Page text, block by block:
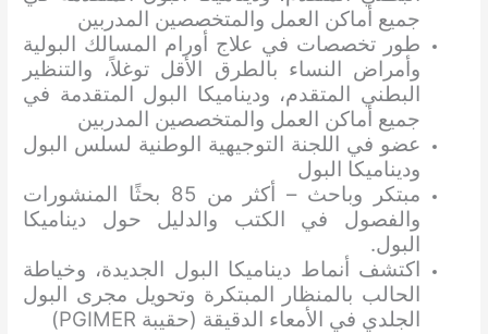
جميع أماكن العمل والمتخصصين المدربين
طور تخصصات في علاج أورام المسالك البولية
وأمراض النساء بالطرق الأقل توغلاً، والتنظير
البطني المتقدم، وديناميكا البول المتقدمة في
جميع أماكن العمل والمتخصصين المدربين
عضو في اللجنة التوجيهية الوطنية لسلس البول
وديناميكا البول
مبتكر وباحث – أكثر من 85 بحثًا المنشورات
والفصول في الكتب والدليل حول ديناميكا
البول.
اكتشف أنماط ديناميكا البول الجديدة، وخياطة
الحالب بالمنظار المبتكرة وتحويل مجرى البول
الجلدي في الأمعاء الدقيقة (حقيبة PGIMER)